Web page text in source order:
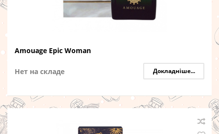
Amouage Epic Woman
Нет на складе Докладніше...